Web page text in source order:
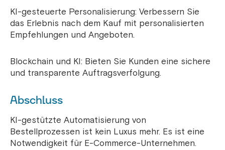
KI-gesteuerte Personalisierung: Verbessern Sie
das Erlebnis nach dem Kauf mit personalisierten
Empfehlungen und Angeboten.
Blockchain und KI: Bieten Sie Kunden eine sichere
und transparente Auftragsverfolgung.
Abschluss
KI-gestützte Automatisierung von
Bestellprozessen ist kein Luxus mehr. Es ist eine
Notwendigkeit für E-Commerce-Unternehmen.